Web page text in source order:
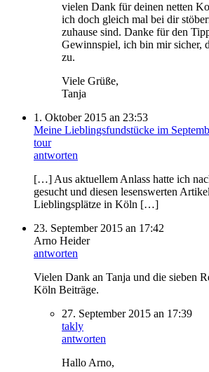
vielen Dank für deinen netten
ich doch gleich mal bei dir
zuhause sind. Danke für den
Gewinnspiel, ich bin mir sicher,
zu.
Viele Grüße,
Tanja
1. Oktober 2015 an 23:53
Meine Lieblingsfundstücke im
tour
antworten
[…] Aus aktuellem Anlass hatte ich
gesucht und diesen lesenswerten
Lieblingsplätze in Köln […]
23. September 2015 an 17:42
Arno Heider
antworten
Vielen Dank an Tanja und die sieben
Köln Beiträge.
27. September 2015 an 17:39
takly
antworten
Hallo Arno,